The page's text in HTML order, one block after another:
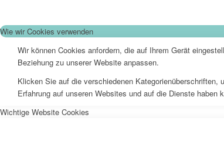
Wie wir Cookies verwenden
Wir können Cookies anfordern, die auf Ihrem Gerät
Beziehung zu unserer Website anpassen.
Klicken Sie auf die verschiedenen
Erfahrung auf unseren Websites und auf die Dienste haben
Wichtige Website Cookies